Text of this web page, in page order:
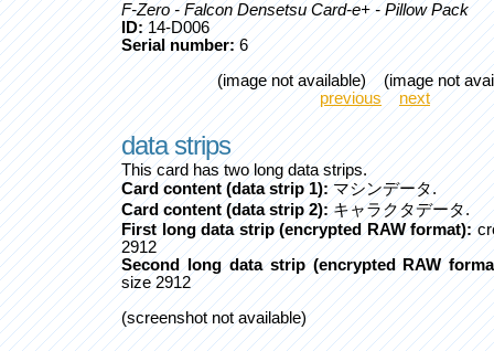
F-Zero - Falcon Densetsu Card-e+ - Pillow Pack
ID:14-D006
Serial number:6
(image not available) (image not
previous
next
data strips
This card has two long data strips.
Card content (data strip 1):マシンデータ.
Card content (data strip 2):キャラクタデータ.
First long data strip (encrypted RAW format):
2912
Second long data strip (encrypted RAW
size 2912
(screenshot not available)